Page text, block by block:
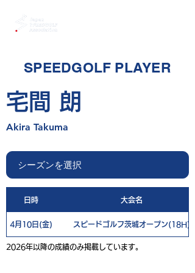
SPEEDGOLF PLAYER
宅間 朗
Akira Takuma
日時 大会名
4月10日(金) スピードゴルフ茨城オープン(18H)
2026年以降の成績のみ掲載しています。